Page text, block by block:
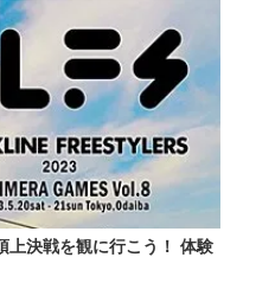
上決戦を観に行こう！ 体験